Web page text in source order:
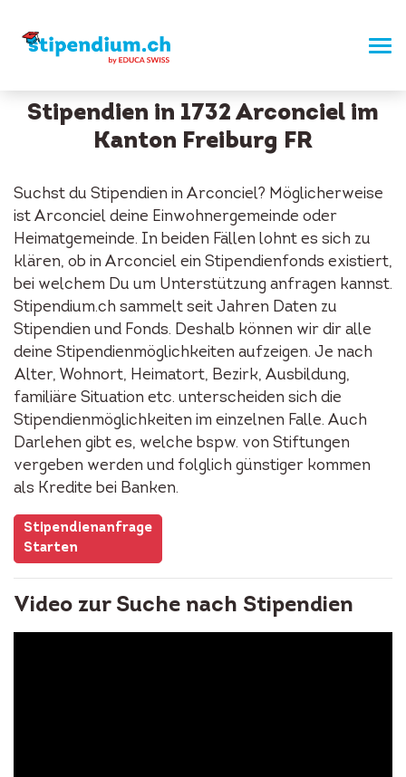
Stipendien in 1732 Arconciel im
Kanton Freiburg FR
Suchst du Stipendien in Arconciel? Möglicherweise
ist Arconciel deine Einwohnergemeinde oder
Heimatgemeinde. In beiden Fällen lohnt es sich zu
klären, ob in Arconciel ein Stipendienfonds existiert,
bei welchem Du um Unterstützung anfragen kannst.
Stipendium.ch sammelt seit Jahren Daten zu
Stipendien und Fonds. Deshalb können wir dir alle
deine Stipendienmöglichkeiten aufzeigen. Je nach
Alter, Wohnort, Heimatort, Bezirk, Ausbildung,
familiäre Situation etc. unterscheiden sich die
Stipendienmöglichkeiten im einzelnen Falle. Auch
Darlehen gibt es, welche bspw. von Stiftungen
vergeben werden und folglich günstiger kommen
als Kredite bei Banken.
Stipendienanfrage
Starten
Video zur Suche nach Stipendien